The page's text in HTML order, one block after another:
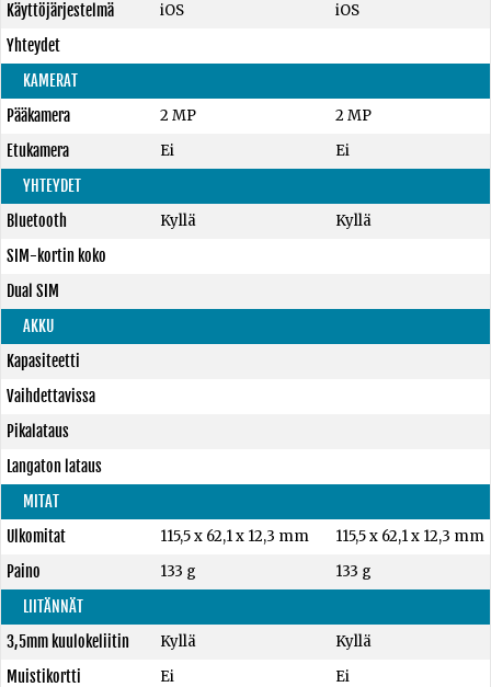
Käyttöjärjestelmä
iOS
iOS
Yhteydet
KAMERAT
Pääkamera
2 MP
2 MP
Etukamera
Ei
Ei
YHTEYDET
Bluetooth
Kyllä
Kyllä
SIM-kortin koko
Dual SIM
AKKU
Kapasiteetti
Vaihdettavissa
Pikalataus
Langaton lataus
MITAT
Ulkomitat
115,5 x 62,1 x 12,3 mm
115,5 x 62,1 x 12,3 mm
Paino
133 g
133 g
LIITÄNNÄT
3,5mm kuulokeliitin
Kyllä
Kyllä
Muistikortti
Ei Ei